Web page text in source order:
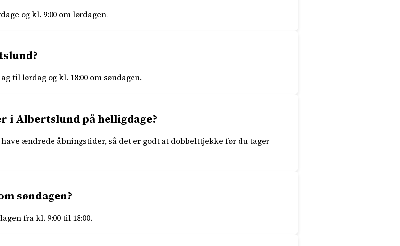
og kl. 9:00 om lørdagen.
til lørdag og kl. 18:00 om søndagen.
i Albertslund på helligdage?
ændrede åbningstider, så det er godt at dobbelttjekke før du tager
søndagen?
fra kl. 9:00 til 18:00.